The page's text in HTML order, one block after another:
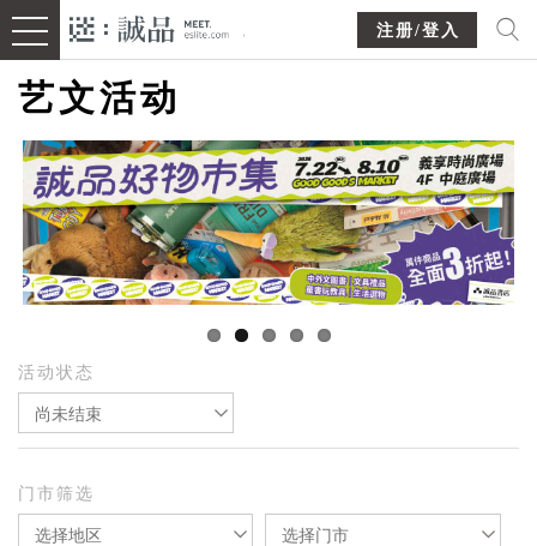
注册/登入
艺文活动
活动状态
尚未结束
门市筛选
选择地区 选择门市